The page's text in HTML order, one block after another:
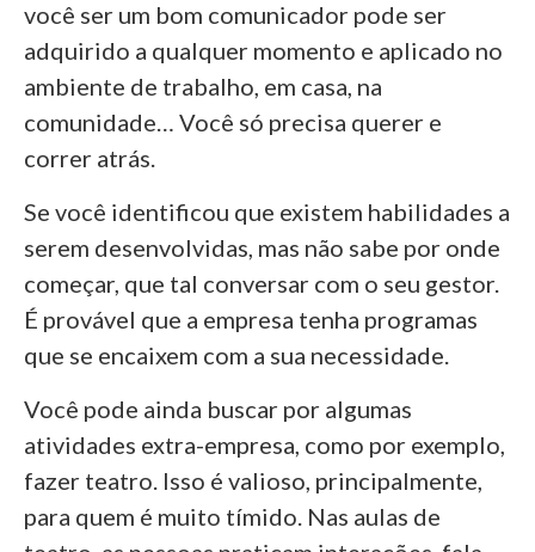
você ser um bom comunicador pode ser
adquirido a qualquer momento e aplicado no
ambiente de trabalho, em casa, na
comunidade… Você só precisa querer e
correr atrás.
Se você identificou que existem habilidades a
serem desenvolvidas, mas não sabe por onde
começar, que tal conversar com o seu gestor.
É provável que a empresa tenha programas
que se encaixem com a sua necessidade.
Você pode ainda buscar por algumas
atividades extra-empresa, como por exemplo,
fazer teatro. Isso é valioso, principalmente,
para quem é muito tímido. Nas aulas de